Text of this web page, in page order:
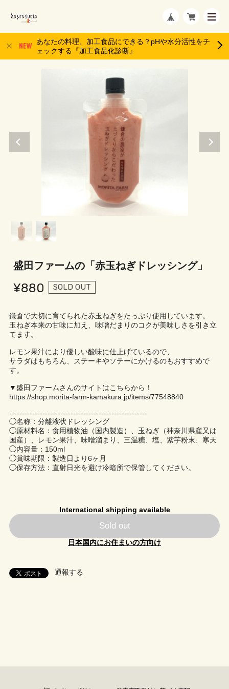
あなたの料理、加工食品にできる？pHや水分活性をチ
ェックする『加工食品化診断』
盛田ファームの「赤玉ねぎドレッシング」
¥880 SOLD OUT
鎌倉で大切に育てられた赤玉ねぎをたっぷり使用しています。
玉ねぎ本来の甘味に加え、味噌だまりのコクが美味しさを引き立
てます。
レモン果汁により優しい酸味に仕上げているので、
サラダはもちろん、ステーキやソテーにかけるのもおすすめで
す。
▼盛田ファームさんのサイトはこちらから！
https://shop.morita-farm-kamakura.jp/items/77548840
------------------------------------------------------
◯名称：分離液状ドレッシング
◯原材料名：食用植物油（国内製造）、玉ねぎ（神奈川県産又は
国産）、レモン果汁、味噌溜まり、三温糖、塩、紫芋粉末、寒天
◯内容量：150ml
◯賞味期限：製造日より6ヶ月
◯保存方法：直射日光を避け冷暗所で保管してください。
International shipping available
Sold out
日本国内にお住まいの方向け
通報する